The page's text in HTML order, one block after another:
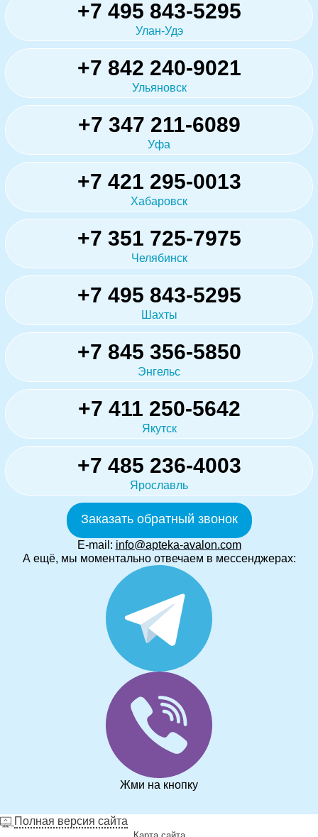
+7 495 843-5295
Улан-Удэ
+7 842 240-9021
Ульяновск
+7 347 211-6089
Уфа
+7 421 295-0013
Хабаровск
+7 351 725-7975
Челябинск
+7 495 843-5295
Шахты
+7 845 356-5850
Энгельс
+7 411 250-5642
Якутск
+7 485 236-4003
Ярославль
Заказать обратный звонок
E-mail: info@apteka-avalon.com
А ещё, мы моментально отвечаем в мессенджерах:
Жми на кнопку
Полная версия сайта